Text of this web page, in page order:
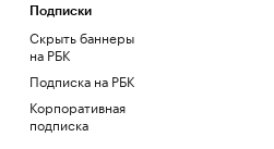
Подписки
Скрыть баннеры
на РБК
Подписка на РБК
Корпоративная
подписка